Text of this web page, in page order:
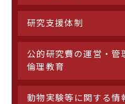
研究支援体制
公的研究費の運営・管
倫理教育
動物実験等に関する情